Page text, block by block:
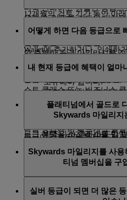
더욱 편리하고 원활한 방법으
용할 수 있도록 카드의 디지
습니다. 로그인한 다음, '내
Wallet에 추가하거나, 인쇄하
이미지 라이브러리에 저장
니다.
12개월의 검토 기간 동안 아
플래티넘 등급: 150,000 등급
스트 클래스 또는 비즈니스
현재 등급에 필요한 등급 마
태가 유지됩니다. 부족할 경
등급이 검토되어 유지되고
터 12개월 후로 다음 검토일
평가하기 때문에, 한 해에도
다음 등급으로 승급하려면
안 충분한 등급 마일리지를
실버 멤버십에 도달하
보유해야 합니다.
골드 멤버십에 도달하
보유해야 합니다.
플래티넘 멤버십에 도
비즈니스 클래스를 한
본인의 등급 멤버십 및 주요
페이지에서 확인하세요.
어떻게 하면 다음 등급으로
다음 등급으로 빠르게 도달
플라이두바이를 이용하세요
요금 유형에 따라 다릅니다.
요금 유형은 일반적으로 마
다음 등급에 더 빠르게 도달
별로 선택 가능한 요금 유형
이페이지를 방문하세요.
추가로, Skywards+ 프리미엄
Skywards+ 구독 기간 동안 등
적립됩니다. 자세히 알아보
내 현재 등급에 혜택이 얼마
예를 들어, 2026년 10월 15일
등급 헤택을 2027년 10월 말
등급 검토는 항상 매월 말일
플래티넘에서 골드로
Skywards 마일리지
티넘 등급을 유지하여 연장된
는 자동 만료됩니다.
된 마일리지가 계정에서 먼
Skywards 마일리지를 사용
티넘 멤버십을 구
법 밖에 없습니다.
실버 등급이 되면 더 많은